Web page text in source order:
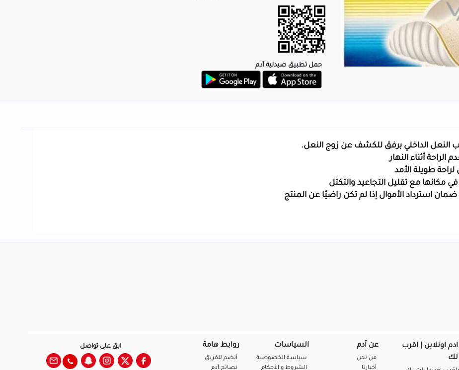
حمل تطبيق صيدلية آدم
النعل الداخلي برفق للكشف عن زوج النعل.
أثناء النهار
طويلة الأمد
اونلاين | اقرب
لك
عن آدم
من نحن
أخبارنا
السياسات
سياسة الخصوصية
الشروط و الأحكام
روابط هامة
أنضم للفريق
نصائح آدم
ابق على تواصل